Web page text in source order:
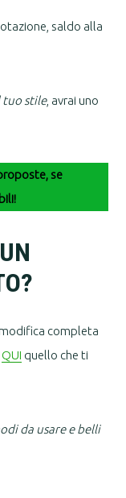
saldo alla
tuo stile, avrai uno
se
completa
QUI quello che ti
da usare e belli